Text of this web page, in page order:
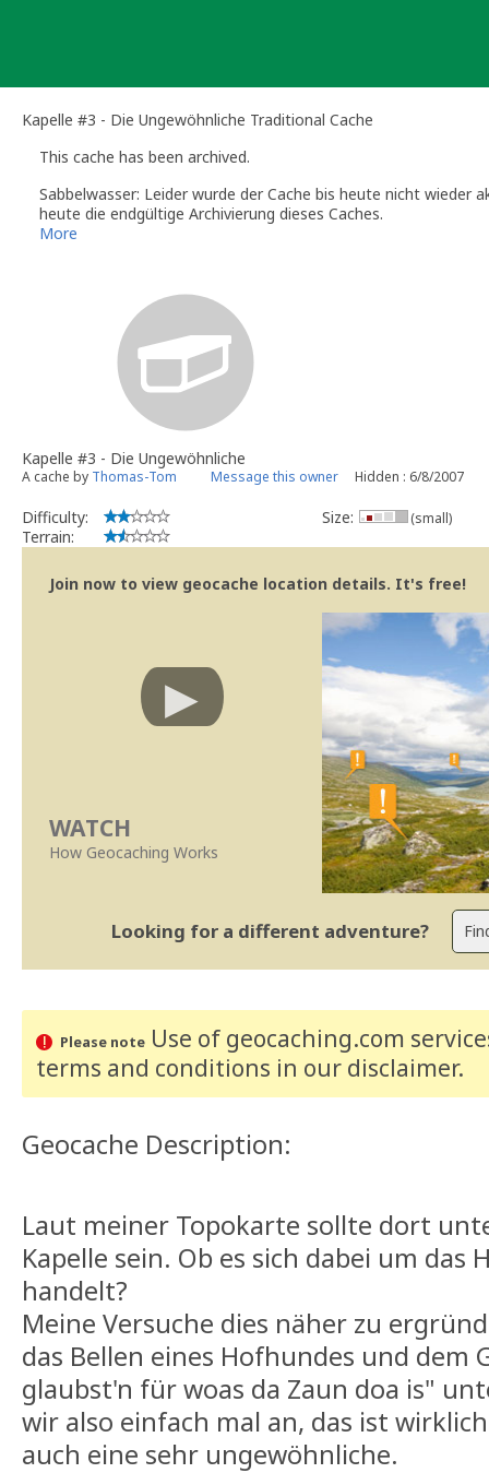
Kapelle #3 - Die Ungewöhnliche Traditional Cache
This cache has been archived.
Sabbelwasser: Leider wurde der Cache bis heute nicht
heute die endgültige Archivierung dieses Caches.
Wenn du an dieser Stelle wieder einen Cache platzieren
Volunteer Reviewer for Geocaching.com
More
Kapelle #3 - Die Ungewöhnliche
A cache by Thomas-Tom Message this owner Hidden : 6/8/2007
Difficulty:
Terrain:
Size: (small)
Join now to view geocache location details. It's free!
WATCH
How Geocaching Works
Looking for a different adventure?
Please noteUse of geocaching.com
terms and conditions in our disclaimer.
Geocache Description:
Laut meiner Topokarte sollte dort
Kapelle sein. Ob es sich dabei um das
handelt?
Meine Versuche dies näher zu
das Bellen eines Hofhundes und dem
glaubst'n für woas da Zaun doa is"
wir also einfach mal an, das ist
auch eine sehr ungewöhnliche.